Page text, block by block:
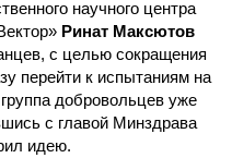
научного центра
Ринат Максютов
с целью сокращения
перейти к испытаниям на
добровольцев уже
с главой Минздрава
идею.